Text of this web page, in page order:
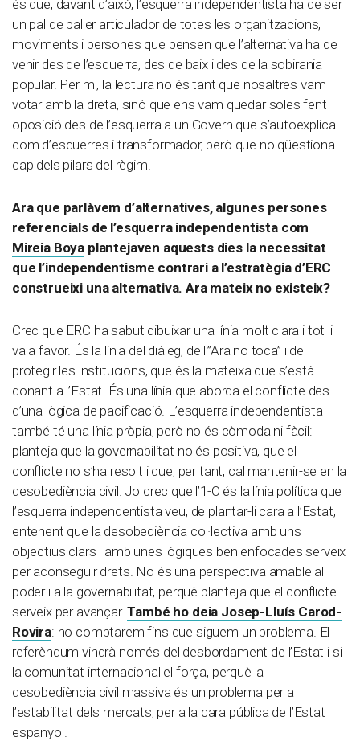
és que, davant d’això, l’esquerra independentista ha de ser
un pal de paller articulador de totes les organitzacions,
moviments i persones que pensen que l’alternativa ha de
venir des de l’esquerra, des de baix i des de la sobirania
popular. Per mi, la lectura no és tant que nosaltres vam
votar amb la dreta, sinó que ens vam quedar soles fent
oposició des de l’esquerra a un Govern que s’autoexplica
com d’esquerres i transformador, però que no qüestiona
cap dels pilars del règim.
Ara que parlàvem d’alternatives, algunes persones
referencials de l’esquerra independentista com
Mireia Boya plantejaven aquests dies la necessitat
que l’independentisme contrari a l’estratègia d’ERC
construeixi una alternativa. Ara mateix no existeix?
Crec que ERC ha sabut dibuixar una línia molt clara i tot li
va a favor. És la línia del diàleg, de l'”Ara no toca” i de
protegir les institucions, que és la mateixa que s’està
donant a l’Estat. És una línia que aborda el conflicte des
d’una lògica de pacificació. L’esquerra independentista
també té una línia pròpia, però no és còmoda ni fàcil:
planteja que la governabilitat no és positiva, que el
conflicte no s’ha resolt i que, per tant, cal mantenir-se en la
desobediència civil. Jo crec que l’1-O és la línia política que
l’esquerra independentista veu, de plantar-li cara a l’Estat,
entenent que la desobediència col·lectiva amb uns
objectius clars i amb unes lògiques ben enfocades serveix
per aconseguir drets. No és una perspectiva amable al
poder i a la governabilitat, perquè planteja que el conflicte
serveix per avançar.També ho deia Josep-Lluís Carod-
Rovira: no comptarem fins que siguem un problema. El
referèndum vindrà només del desbordament de l’Estat i si
la comunitat internacional el força, perquè la
desobediència civil massiva és un problema per a
l’estabilitat dels mercats, per a la cara pública de l’Estat
espanyol.